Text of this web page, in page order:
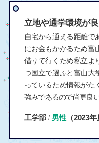
立地や通学環境が
自宅から通える距離で
にお金もかかるため富
借りて行くため私立よ
つ国立で選ぶと富山大
っているため情報がた
強みであるので尚更良
工学部 / 男性（2023年